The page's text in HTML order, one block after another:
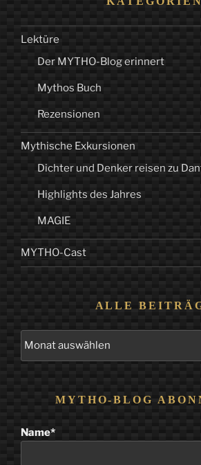
Lektüre
Der MYTHO-Blog erinnert
Mythos Buch
Rezensionen
Mythische Exkursionen
Dichter und Denker reisen zu
Highlights des Jahres
MAGIE
MYTHO-Cast
ALLE
MYTHO-BLOG
Name*